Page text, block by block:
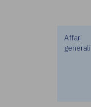
Affari
generali